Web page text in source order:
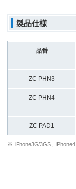
製品仕様
品番
ZC-PHN3
ZC-PHN4
ZC-PAD1
※ iPhone3G/3GS、